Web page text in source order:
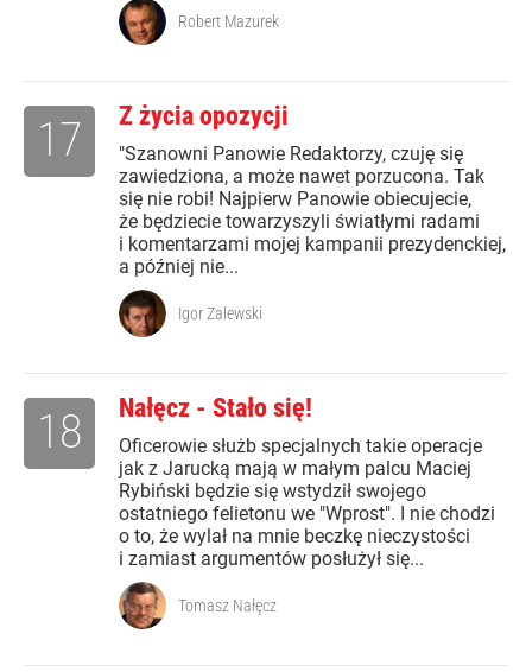
Robert Mazurek
Z życia opozycji
"Szanowni Panowie Redaktorzy, czuję się
zawiedziona, a może nawet porzucona. Tak
się nie robi! Najpierw Panowie obiecujecie,
że będziecie towarzyszyli światłymi radami
i komentarzami mojej kampanii prezydenckiej,
a później nie...
17
Igor Zalewski
Nałęcz - Stało się!
Oficerowie służb specjalnych takie operacje
jak z Jarucką mają w małym palcu Maciej
Rybiński będzie się wstydził swojego
ostatniego felietonu we "Wprost". I nie chodzi
o to, że wylał na mnie beczkę nieczystości
i zamiast argumentów posłużył się...
18
Tomasz Nałęcz